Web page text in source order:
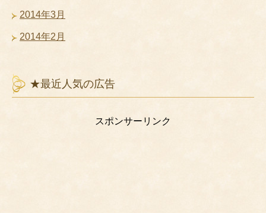
2014年3月
2014年2月
★最近人気の広告
スポンサーリンク